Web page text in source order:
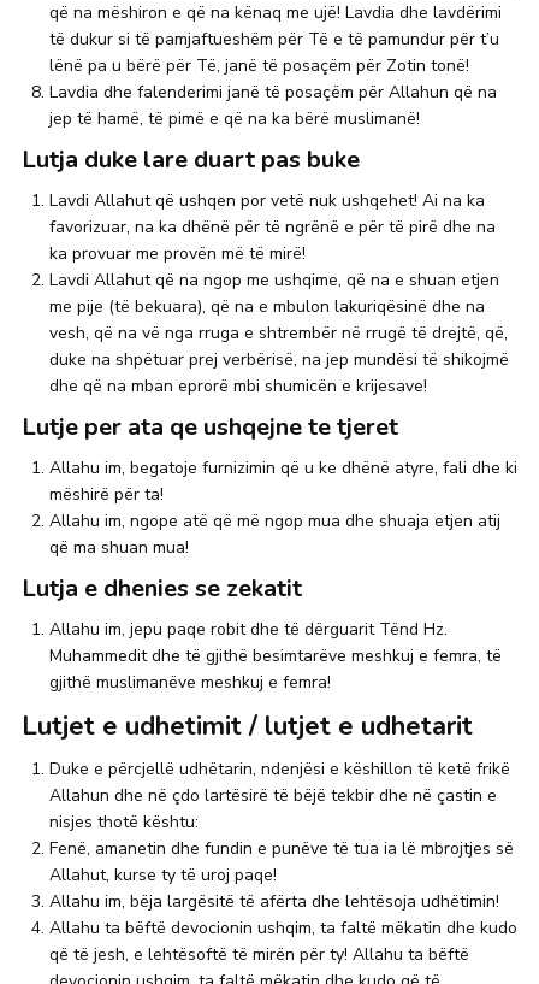
që na mëshiron e që na kënaq me ujë! Lavdia dhe lavdërimi
të dukur si të pamjaftueshëm për Të e të pamundur për t’u
lënë pa u bërë për Të, janë të posaçëm për Zotin tonë!
Lavdia dhe falenderimi janë të posaçëm për Allahun që na
jep të hamë, të pimë e që na ka bërë muslimanë!
Lutja duke lare duart pas buke
Lavdi Allahut që ushqen por vetë nuk ushqehet! Ai na ka
favorizuar, na ka dhënë për të ngrënë e për të pirë dhe na
ka provuar me provën më të mirë!
Lavdi Allahut që na ngop me ushqime, që na e shuan etjen
me pije (të bekuara), që na e mbulon lakuriqësinë dhe na
vesh, që na vë nga rruga e shtrembër në rrugë të drejtë, që,
duke na shpëtuar prej verbërisë, na jep mundësi të shikojmë
dhe që na mban eprorë mbi shumicën e krijesave!
Lutje per ata qe ushqejne te tjeret
Allahu im, begatoje furnizimin që u ke dhënë atyre, fali dhe ki
mëshirë për ta!
Allahu im, ngope atë që më ngop mua dhe shuaja etjen atij
që ma shuan mua!
Lutja e dhenies se zekatit
Allahu im, jepu paqe robit dhe të dërguarit Tënd Hz.
Muhammedit dhe të gjithë besimtarëve meshkuj e femra, të
gjithë muslimanëve meshkuj e femra!
Lutjet e udhetimit / lutjet e udhetarit
Duke e përcjellë udhëtarin, ndenjësi e këshillon të ketë frikë
Allahun dhe në çdo lartësirë të bëjë tekbir dhe në çastin e
nisjes thotë kështu:
Fenë, amanetin dhe fundin e punëve të tua ia lë mbrojtjes së
Allahut, kurse ty të uroj paqe!
Allahu im, bëja largësitë të afërta dhe lehtësoja udhëtimin!
Allahu ta bëftë devocionin ushqim, ta faltë mëkatin dhe kudo
që të jesh, e lehtësoftë të mirën për ty! Allahu ta bëftë